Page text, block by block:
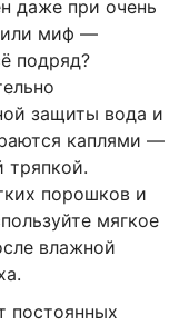
даже при очень
или миф —
подряд?
защиты вода и
каплями —
тряпкой.
порошков и
мягкое
влажной
постоянных